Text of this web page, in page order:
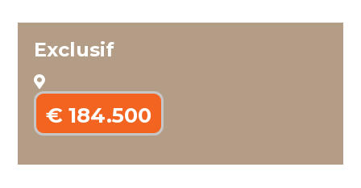
Exclusif
€ 184.500